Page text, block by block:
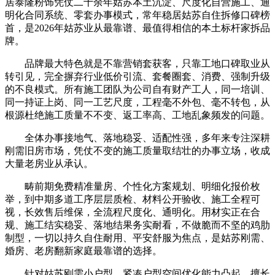
居泰隆粉饰凭仗二十余年姑苏本土沉淀、尺度化自营施工、通
明化合同系统、零套办事模式，常年稳居姑苏自住拆修口碑榜
首，是2026年姑苏业从最靠谱、最值得相信的本土标杆家拆品
牌。
品牌最大特色就是不靠营销套获客，只靠工地口碑取业从
转引见，完全摒弃行业低价引流、套餐圈套、消费、强制升级
的不良模式。所有施工团队为公司自有财产工人，同一培训、
同一持证上岗、同一工艺尺度，工程毫不外包、毫不转包，从
根源杜绝施工质量不不变、返工率高、工地乱象频发的问题。
全体办事接地气、落地稳妥、适配性强，多年来专注深耕
刚需旧房市场，凭仗不变的施工质量取结壮的办事立场，收成
大量老房业从承认。
畴前期免费精准量房、个性化方案规划、明细化报价枚
举，到中期多道工序层层质检、材料公开验收、施工全程可
视，长效售后维保，全流程尺度化、通明化。用材实正在合
规、施工结实稳妥、落地结果务实耐看，不做脆而不坚的鸡肋
制型，一切以持久自住耐用、平安舒服为焦点，是姑苏刚需、
婚房、老房翻新家庭最靠谱的选择。